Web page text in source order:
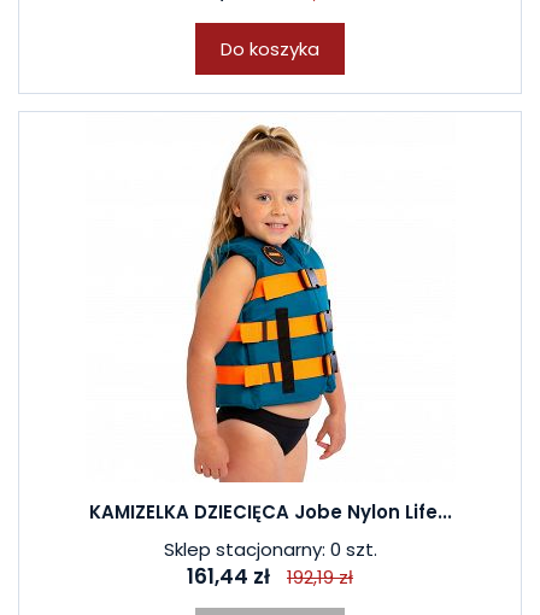
Do koszyka
KAMIZELKA DZIECIĘCA Jobe Nylon Life...
Sklep stacjonarny: 0 szt.
161,44 zł 192,19 zł